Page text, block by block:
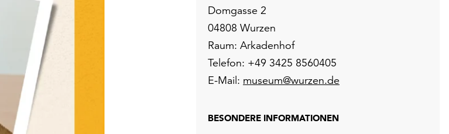
Domgasse 2
04808 Wurzen
Raum: Arkadenhof
Telefon: +49 3425 8560405
E-Mail: museum@wurzen.de
BESONDERE INFORMATIONEN